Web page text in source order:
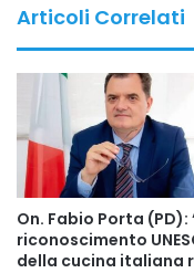
come minaccia e
descrivono la
culturale e di
campagne elettorali
Nonostante ciò, le
costantemente che la
musulmani europei
Articoli Correlati
On. Fabio Porta (PD):
riconoscimento
della cucina italiana